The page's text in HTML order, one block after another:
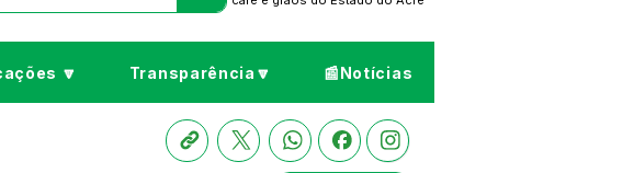
🔽 Transparência🔽 📰Notícias